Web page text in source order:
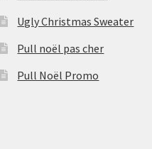
Ugly Christmas Sweater
Pull noël pas cher
Pull Noël Promo